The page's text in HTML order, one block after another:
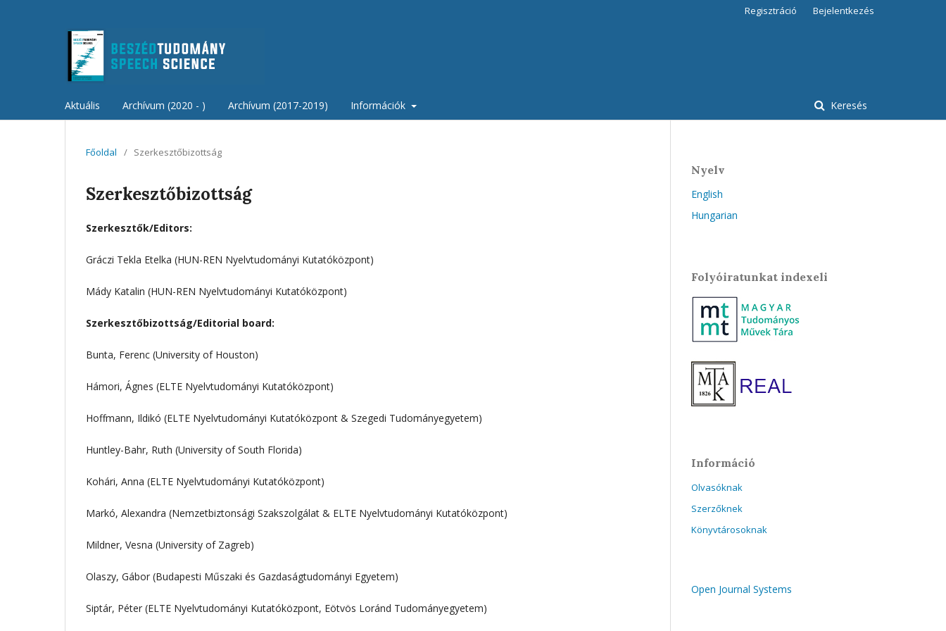
Aktuális Archívum (2020 - ) Archívum (2017-2019) Információk Keresés
Regisztráció Bejelentkezés
Főoldal / Szerkesztőbizottság
Szerkesztőbizottság
Szerkesztők/Editors:
Gráczi Tekla Etelka (HUN-REN Nyelvtudományi Kutatóközpont)
Mády Katalin (HUN-REN Nyelvtudományi Kutatóközpont)
Szerkesztőbizottság/Editorial board:
Bunta, Ferenc (University of Houston)
Hámori, Ágnes (ELTE Nyelvtudományi Kutatóközpont)
Hoffmann, Ildikó (ELTE Nyelvtudományi Kutatóközpont & Szegedi Tudományegyetem)
Huntley-Bahr, Ruth (University of South Florida)
Kohári, Anna (ELTE Nyelvtudományi Kutatóközpont)
Markó, Alexandra (Nemzetbiztonsági Szakszolgálat & ELTE Nyelvtudományi Kutatóközpont)
Mildner, Vesna (University of Zagreb)
Olaszy, Gábor (Budapesti Műszaki és Gazdaságtudományi Egyetem)
Siptár, Péter (ELTE Nyelvtudományi Kutatóközpont, Eötvös Loránd Tudományegyetem)
Nyelv
English
Hungarian
Folyóiratunkat indexeli
Információ
Olvasóknak
Szerzőknek
Könyvtárosoknak
Open Journal Systems